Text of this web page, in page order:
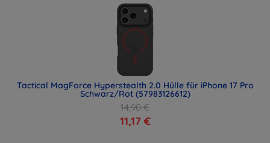
Tactical MagForce Hyperstealth 2.0 Hülle für iPhone 17 Pro
Schwarz/Rot (57983126612)
14,90 €
11,17 €